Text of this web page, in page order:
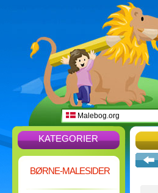
Malebog.org
KATEGORIER
BØRNE-MALESIDER